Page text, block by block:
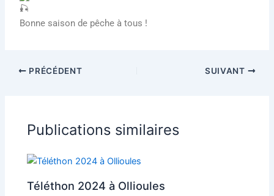
Bonne saison de pêche à tous !
PRÉCÉDENT SUIVANT
Publications similaires
Téléthon 2024 à Ollioules